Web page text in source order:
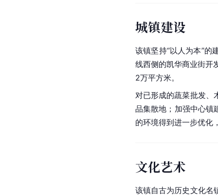
城镇建设
该镇坚持“以人为本”
线西侧的凯华商业街
2万平方米。
对已形成的蔬菜批发、
品集散地；加强中心镇
的环境得到进一步优化
文化艺术
该镇自古为历史文化名